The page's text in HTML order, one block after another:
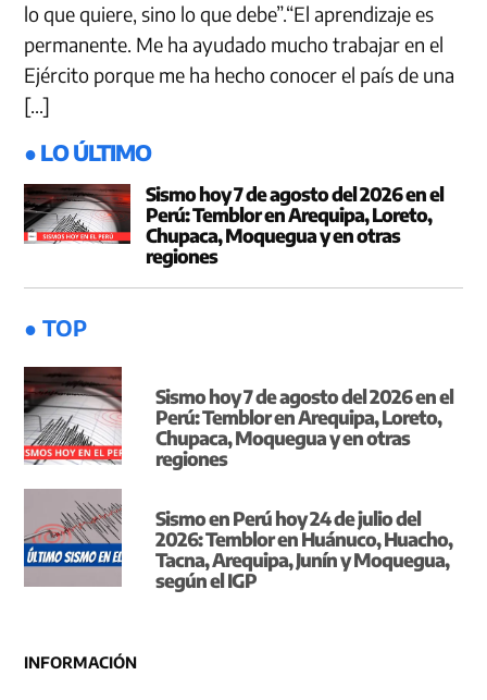
lo que quiere, sino lo que debe”.“El aprendizaje es
permanente. Me ha ayudado mucho trabajar en el
Ejército porque me ha hecho conocer el país de una
[…]
● LO ÚLTIMO
Sismo hoy 7 de agosto del 2026 en el
Perú: Temblor en Arequipa, Loreto,
Chupaca, Moquegua y en otras
regiones
● TOP
Sismo hoy 7 de agosto del 2026 en el
Perú: Temblor en Arequipa, Loreto,
Chupaca, Moquegua y en otras
regiones
Sismo en Perú hoy 24 de julio del
2026: Temblor en Huánuco, Huacho,
Tacna, Arequipa, Junín y Moquegua,
según el IGP
INFORMACIÓN